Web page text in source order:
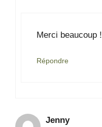
Merci beaucoup !
Répondre
Jenny